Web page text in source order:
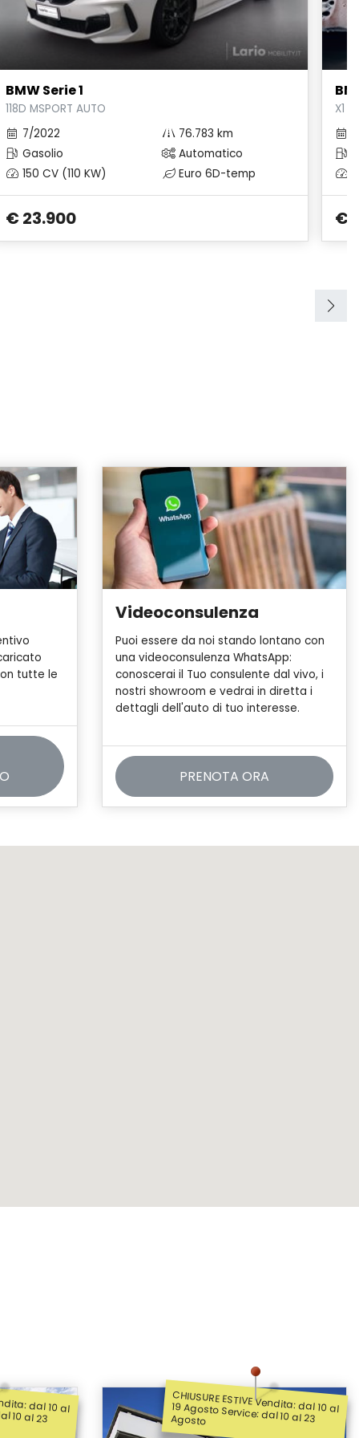
BMW Serie 1
118D MSPORT AUTO
7/2022
76.783 km
Gasolio
Automatico
150 CV (110 KW)
Euro 6D-temp
€ 23.900
X1
€
tutte le
Videoconsulenza
Puoi essere da noi stando lontano con
una videoconsulenza WhatsApp:
conoscerai il Tuo consulente dal vivo, i
nostri showroom e vedrai in diretta i
dettagli dell'auto di tuo interesse.
PRENOTA ORA
dal 10 al CHIUSURE ESTIVE Vendita: dal 10 al
19 Agosto Service: dal 10 al 23 Agosto